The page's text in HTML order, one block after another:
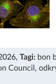
, Tagi: bon
Council ,